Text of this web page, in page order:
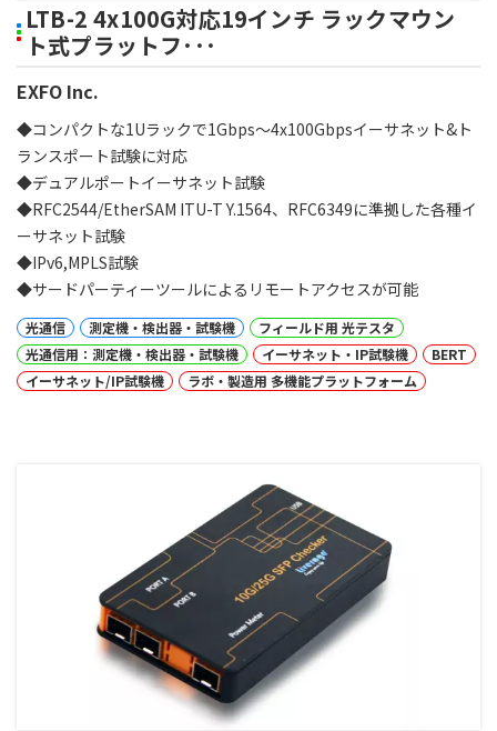
LTB-2 4x100G対応19インチ ラックマウン
ト式プラットフ･･･
EXFO Inc.
◆コンパクトな1Uラックで1Gbps～4x100Gbpsイーサネット&ト
ランスポート試験に対応
◆デュアルポートイーサネット試験
◆RFC2544/EtherSAM ITU-T Y.1564、RFC6349に準拠した各種イ
ーサネット試験
◆IPv6,MPLS試験
◆サードパーティーツールによるリモートアクセスが可能
光通信 測定機・検出器・試験機
フィールド用 光テスタ
光通信用：測定機・検出器・試験機
イーサネット・IP試験機
BERT
イーサネット/IP試験機
ラボ・製造用 多機能プラットフォーム